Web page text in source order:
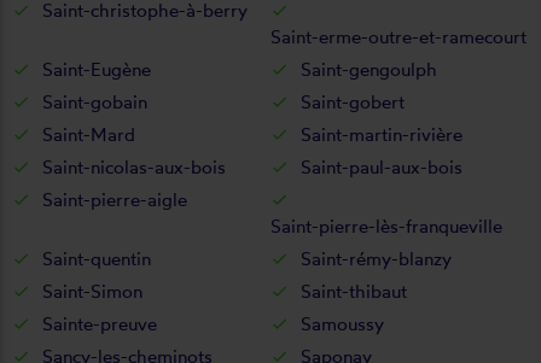
Saint-christophe-à-berry
Saint-erme-outre-et-ramecourt
Saint-Eugène
Saint-gengoulph
Saint-gobain
Saint-gobert
Saint-Mard
Saint-martin-rivière
Saint-nicolas-aux-bois
Saint-paul-aux-bois
Saint-pierre-aigle
Saint-pierre-lès-franqueville
Saint-quentin
Saint-rémy-blanzy
Saint-Simon
Saint-thibaut
Sainte-preuve
Samoussy
Sancy-les-cheminots
Saponay